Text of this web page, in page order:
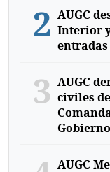
2 AUGC
Interior
3 AUGC
civiles
AUGC